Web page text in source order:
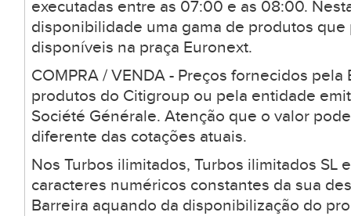
executadas entre as 07:00 e as 08:00.
disponibilidade uma gama de produtos
disponíveis na praça Euronext.
COMPRA / VENDA - Preços fornecidos
produtos do Citigroup ou pela entidade
Société Générale. Atenção que o valor
diferente das cotações atuais.
Nos Turbos ilimitados, Turbos ilimitados SL
caracteres numéricos constantes da sua
Barreira aquando da disponibilização do